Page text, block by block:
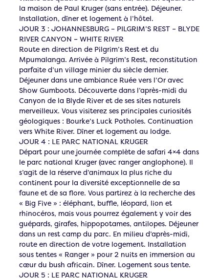
la maison de Paul Kruger (sans entrée). Déjeuner.
Installation, dîner et logement à l’hôtel.
JOUR 3 : JOHANNESBURG – PILGRIM’S REST – BLYDE
RIVER CANYON – WHITE RIVER
Route en direction de Pilgrim’s Rest et du
Mpumalanga. Arrivée à Pilgrim’s Rest, reconstitution
parfaite d’un village minier du siècle dernier.
Déjeuner dans une ambiance Ruée vers l’Or avec
Show Gumboots. Découverte dans l’après-midi du
Canyon de la Blyde River et de ses sites naturels
merveilleux. Vous visiterez ses principales curiosités
géologiques : Bourke’s Luck Potholes. Continuation
vers White River. Dîner et logement au lodge.
JOUR 4 : LE PARC NATIONAL KRUGER
Départ pour une journée complète de safari 4×4 dans
le parc national Kruger (avec ranger anglophone). Il
s’agit de la réserve d’animaux la plus riche du
continent pour la diversité exceptionnelle de sa
faune et de sa flore. Vous partirez à la recherche des
« Big Five » : éléphant, buffle, léopard, lion et
rhinocéros, mais vous pourrez également y voir des
guépards, girafes, hippopotames, antilopes. Déjeuner
dans un rest camp du parc. En milieu d’après-midi,
route en direction de votre logement. Installation
sous tentes « Ranger » pour 2 nuits en immersion au
cœur du bush africain. Dîner. Logement sous tente.
JOUR 5 : LE PARC NATIONAL KRUGER